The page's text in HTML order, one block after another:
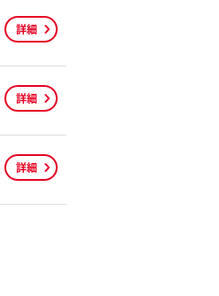
詳細
詳細
詳細